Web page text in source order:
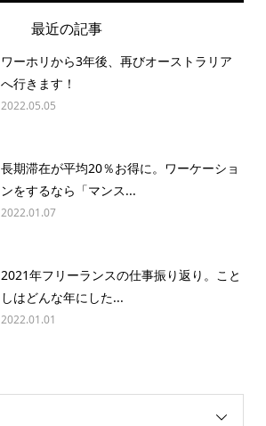
最近の記事
ワーホリから3年後、再びオーストラリア
へ行きます！
2022.05.05
長期滞在が平均20％お得に。ワーケーショ
ンをするなら「マンス...
2022.01.07
2021年フリーランスの仕事振り返り。こと
しはどんな年にした...
2022.01.01